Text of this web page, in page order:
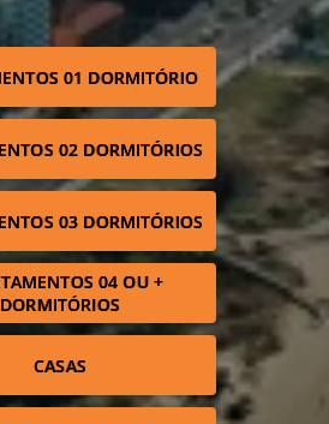
01 DORMITÓRIO
02 DORMITÓRIOS
03 DORMITÓRIOS
04 OU +
DORMITÓRIOS
CASAS